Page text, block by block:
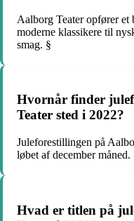
Aalborg Teater opfører
moderne klassikere til
smag. §
Hvornår finder
Teater sted i 2022?
Juleforestillingen på
løbet af december måned.
Hvad er titlen på